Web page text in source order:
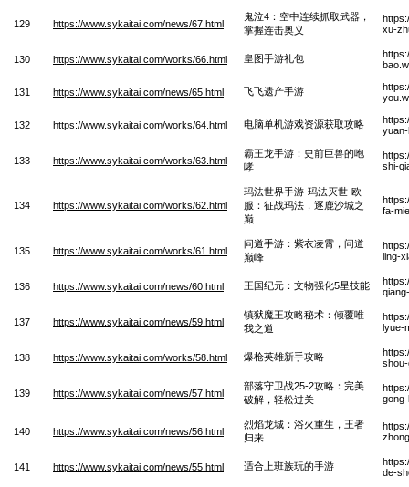
129 https://www.sykaitai.com/news/67.html
鬼泣4：空中连续抓取武器，
掌握连击奥义
xu-
130 https://www.sykaitai.com/works/66.html 皇图手游礼包
131 https://www.sykaitai.com/news/65.html 飞飞遗产手游
132 https://www.sykaitai.com/works/64.html 电脑单机游戏资源获取攻略
133 https://www.sykaitai.com/works/63.html
霸王龙手游：史前巨兽的咆
哮
shi-
134 https://www.sykaitai.com/works/62.html
玛法世界手游-玛法灭世-欧
服：征战玛法，逐鹿沙城之
巅
fa-
135 https://www.sykaitai.com/works/61.html
问道手游：紫衣凌霄，问道
巅峰
ling-
136 https://www.sykaitai.com/news/60.html 王国纪元：文物强化5星技能
137 https://www.sykaitai.com/news/59.html
镇狱魔王攻略秘术：倾覆唯
我之道
lyue-
138 https://www.sykaitai.com/works/58.html 爆枪英雄新手攻略
139 https://www.sykaitai.com/news/57.html
部落守卫战25-2攻略：完美
破解，轻松过关
140 https://www.sykaitai.com/news/56.html
烈焰龙城：浴火重生，王者
归来
141 https://www.sykaitai.com/news/55.html 适合上班族玩的手游
de-